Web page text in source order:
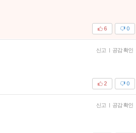
0
6
신고 | 공감 확인
0
2
신고 | 공감 확인